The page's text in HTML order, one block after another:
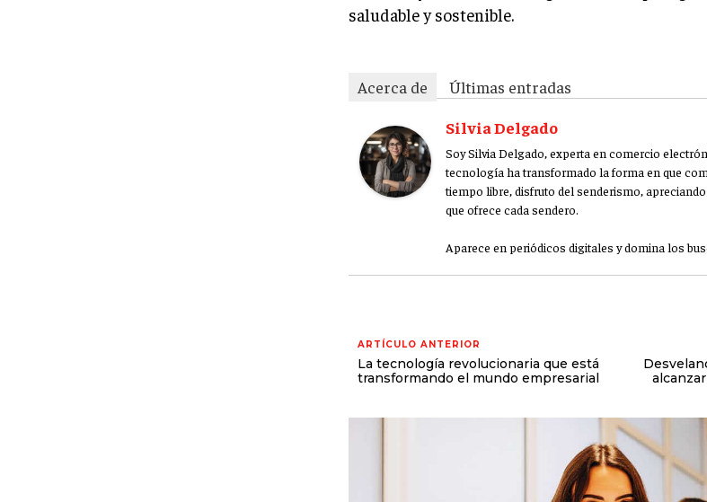
saludable y sostenible.
Acerca de
Últimas entradas
Silvia Delgado
Soy Silvia Delgado, experta en comercio
tecnología ha transformado la forma en que
tiempo libre, disfruto del senderismo,
que ofrece cada sendero.
Aparece en periódicos digitales y domina los
ARTÍCULO ANTERIOR
La tecnología revolucionaria que está
transformando el mundo empresarial